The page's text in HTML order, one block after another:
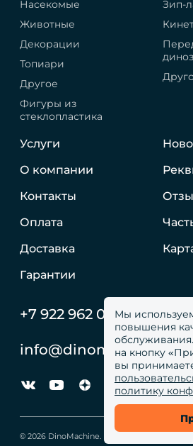
Мы
повышения
на кнопку
вы
политику
Насекомые
Животные
Декорации
Топиари
Другое
Фигуры из
стеклопластика
Зип-
Услуги
О компании
Контакты
Оплата
Доставка
Гарантии
+7 922 962 05 59
info@dinomachine.ru
© 2026 DinoMachine. Все права сайта